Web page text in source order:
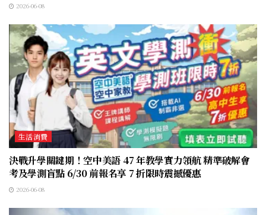
2026-06-08
生活消費
決戰升學關鍵期！空中美語 47 年教學實力領航 精準破解會
考及學測盲點 6/30 前報名享 7 折限時震撼優惠
2026-06-08